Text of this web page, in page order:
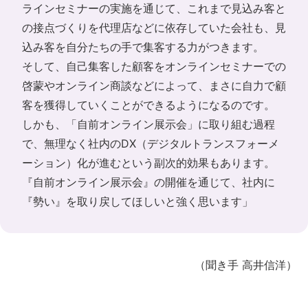
ラインセミナーの実施を通じて、これまで見込み客と
の接点づくりを代理店などに依存していた会社も、見
込み客を自分たちの手で集客する力がつきます。
そして、自己集客した顧客をオンラインセミナーでの
啓蒙やオンライン商談などによって、まさに自力で顧
客を獲得していくことができるようになるのです。
しかも、「自前オンライン展示会」に取り組む過程
で、無理なく社内のDX（デジタルトランスフォーメ
ーション）化が進むという副次的効果もあります。
『自前オンライン展示会』の開催を通じて、社内に
『勢い』を取り戻してほしいと強く思います」
（聞き手 高井信洋）